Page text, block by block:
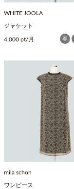
WHITE JOOLA
ジャケット
4,000 pt/月 春
mila schon
ワンピース